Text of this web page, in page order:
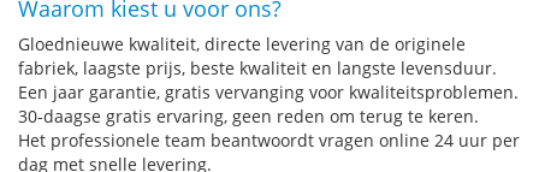
Waarom kiest u voor ons?
Gloednieuwe kwaliteit, directe levering van de originele
fabriek, laagste prijs, beste kwaliteit en langste levensduur.
Een jaar garantie, gratis vervanging voor kwaliteitsproblemen.
30-daagse gratis ervaring, geen reden om terug te keren.
Het professionele team beantwoordt vragen online 24 uur per
dag met snelle levering.